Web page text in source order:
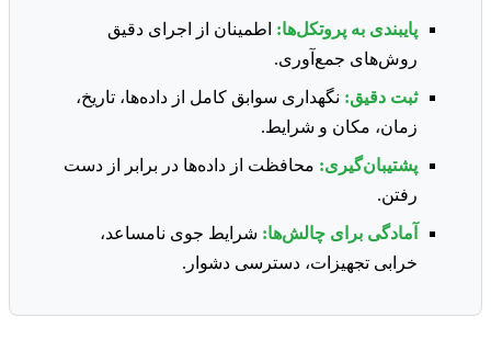
پایبندی به پروتکل‌ها: اطمینان از اجرای دقیق
روش‌های جمع‌آوری.
ثبت دقیق: نگهداری سوابق کامل از داده‌ها، تاریخ،
زمان، مکان و شرایط.
پشتیبان‌گیری: محافظت از داده‌ها در برابر از دست
رفتن.
آمادگی برای چالش‌ها: شرایط جوی نامساعد،
خرابی تجهیزات، دسترسی دشوار.